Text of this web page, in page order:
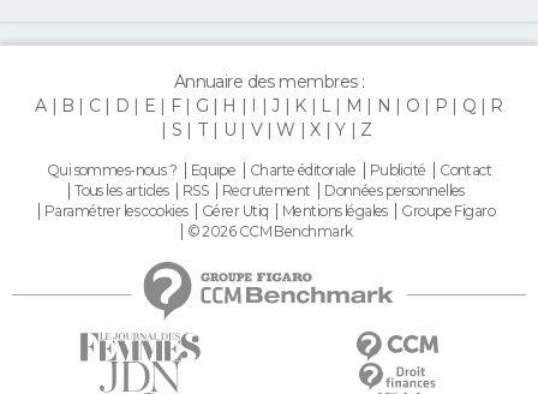
Annuaire des membres :
A
B C D E F G H J K L M N O P Q
R
S
T U V W X Y Z
Qui sommes-nous ? Equipe Charte éditoriale Publicité
Contact
Tous les articles
RSS Recrutement
Données personnelles
Paramétrer les cookies
Gérer Utiq Mentions légales
Groupe Figaro
© 2026 CCM Benchmark